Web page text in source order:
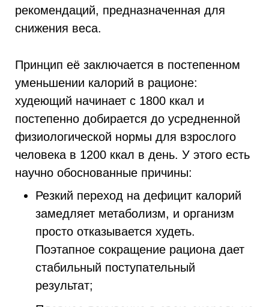
рекомендаций, предназначенная для
снижения веса.
Принцип её заключается в постепенном
уменьшении калорий в рационе:
худеющий начинает с 1800 ккал и
постепенно добирается до усредненной
физиологической нормы для взрослого
человека в 1200 ккал в день. У этого есть
научно обоснованные причины:
Резкий переход на дефицит калорий
замедляет метаболизм, и организм
просто отказывается худеть.
Поэтапное сокращение рациона дает
стабильный поступательный
результат;